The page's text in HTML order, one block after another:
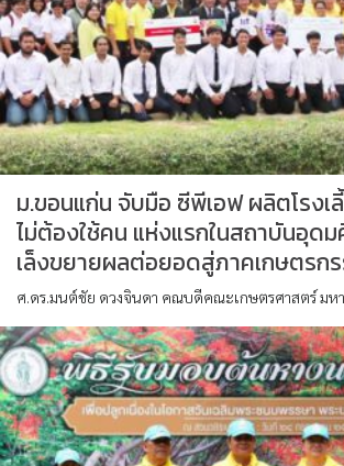
ม.ขอนแก่น จับมือ ซีพีเอฟ ผลิตโรงเ
ไม่ต้องใช้คน แห่งแรกในสถาบันอุด
เล็งขยายผลต่อยอดสู่ภาคเกษตรก
ศ.ดร.มนต์ชัย ดวงจินดา คณบดีคณะเกษตรศาสตร์ มห